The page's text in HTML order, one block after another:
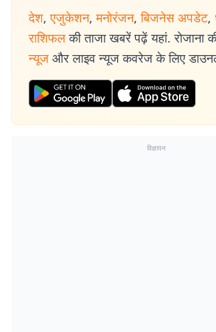
देश, एजुकेशन, मनोरंजन, बिजनेस अपडेट,
राशिफल की ताजा खबरें पढ़ें यहां. रोजाना
न्यूज और लाइव न्यूज कवरेज के लिए
विज्ञापन